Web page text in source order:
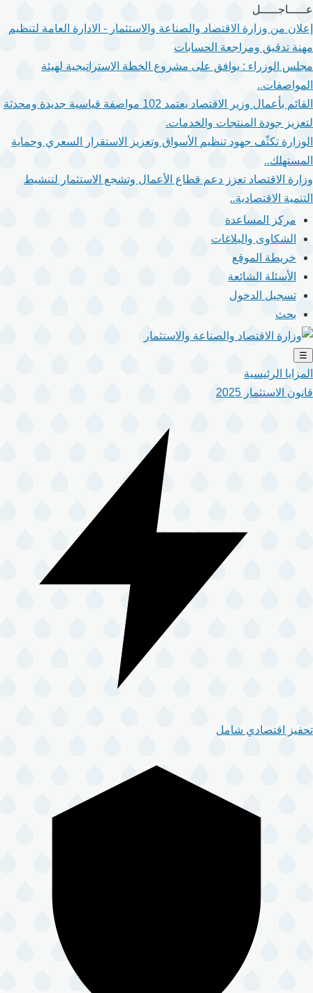
تجاوز
إلى
المحتوى
الرئيسي
عـــــاجـــــل
إعلان من وزارة الاقتصاد والصناعة والاستثمار - الادارة العامة لتنظيم
مهنة تدقيق ومراجعة الحسابات
مجلس الوزراء : يوافق على مشروع الخطة الاستراتيجية لهيئة
المواصفات..
القائم بأعمال وزير الاقتصاد يعتمد 102 مواصفة قياسية جديدة ومحدثة
لتعزيز جودة المنتجات والخدمات.
الوزارة تكثّف جهود تنظيم الأسواق وتعزيز الاستقرار السعري وحماية
المستهلك..
وزارة الاقتصاد تعزز دعم قطاع الأعمال وتشجع الاستثمار لتنشيط
التنمية الاقتصادية..
مركز المساعدة
الشكاوى والبلاغات
خريطة الموقع
الأسئلة الشائعة
تسجيل الدخول
بحث
☰
المزايا الرئيسية
قانون الاستثمار 2025
تحفيز اقتصادي شامل